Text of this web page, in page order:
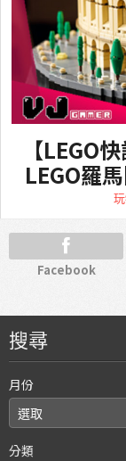
【LEGO
LEGO羅
Facebook
搜尋
月份
分類